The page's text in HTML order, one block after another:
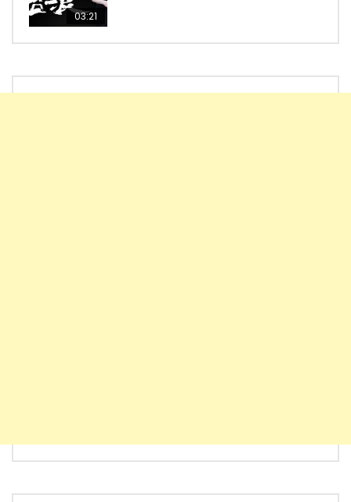
03:21